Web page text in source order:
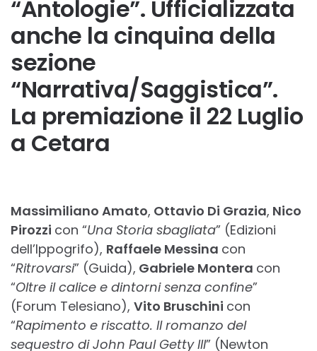
“Antologie”. Ufficializzata
anche la cinquina della
sezione
“Narrativa/Saggistica”.
La premiazione il 22 Luglio
a Cetara
Massimiliano Amato, Ottavio Di Grazia, Nico
Pirozzi con “Una Storia sbagliata” (Edizioni
dell’Ippogrifo), Raffaele Messina con
“Ritrovarsi” (Guida), Gabriele Montera con
“Oltre il calice e dintorni senza confine”
(Forum Telesiano), Vito Bruschini con
“Rapimento e riscatto. Il romanzo del
sequestro di John Paul Getty III” (Newton